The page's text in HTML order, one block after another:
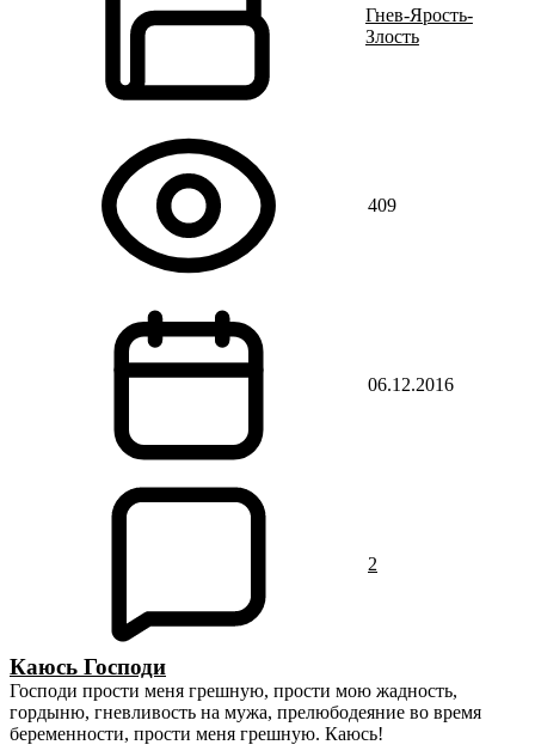
Гнев-Ярость-
Злость
409
06.12.2016
2
Каюсь Господи
Господи прости меня грешную, прости мою жадность,
гордыню, гневливость на мужа, прелюбодеяние во время
беременности, прости меня грешную. Каюсь!